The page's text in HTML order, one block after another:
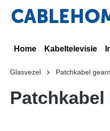
Home Kabeltelevisie
Glasvezel Patchkabel
Patchkabel